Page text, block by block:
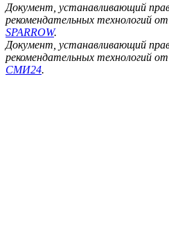
Документ, устанавливающий
рекомендательных технологий
SPARROW.
Документ, устанавливающий
рекомендательных технологий
СМИ24.